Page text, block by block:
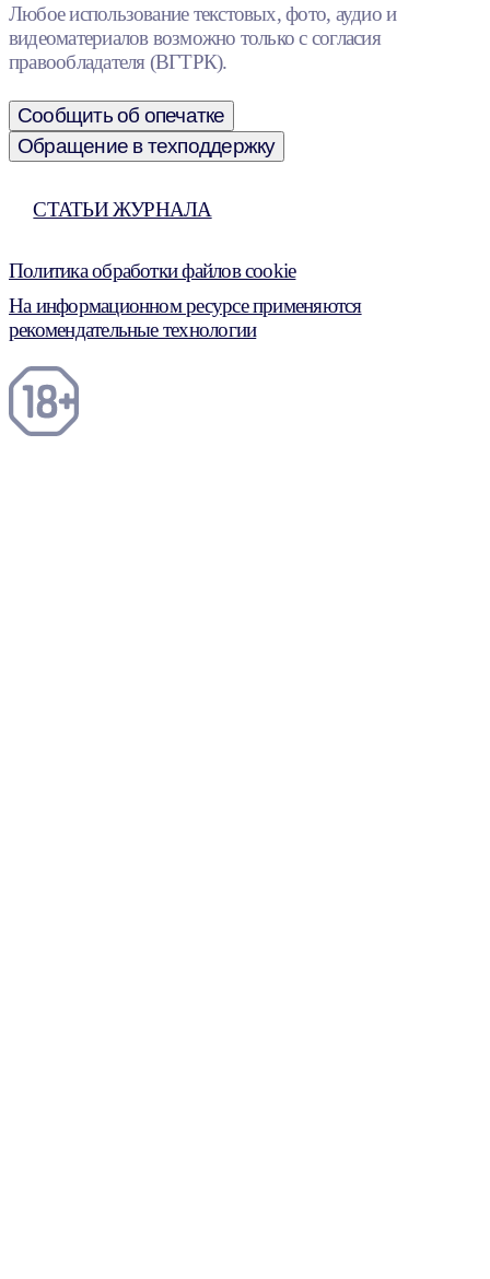
Любое использование текстовых, фото, аудио и
видеоматериалов возможно только с согласия
правообладателя (ВГТРК).
Сообщить об опечатке
Обращение в техподдержку
СТАТЬИ ЖУРНАЛА
Политика обработки файлов cookie
На информационном ресурсе применяются
рекомендательные технологии